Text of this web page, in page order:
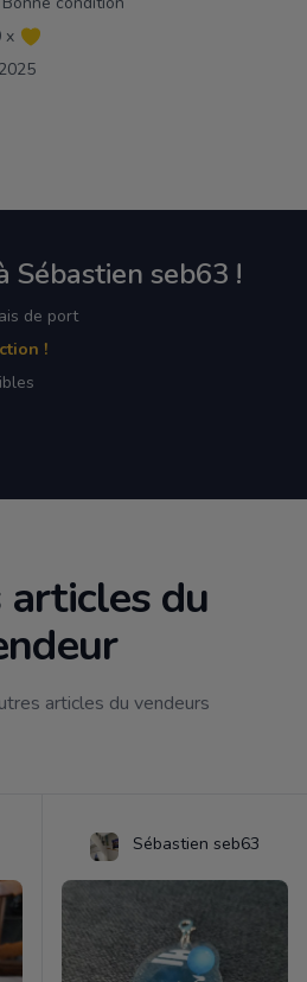
x
Sébastien seb63 !
de port
!
du
articles du vendeurs
Sébastien seb63